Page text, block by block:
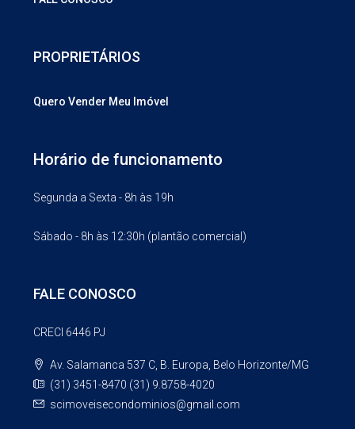
PROPRIETÁRIOS
Quero Vender Meu Imóvel
Horário de funcionamento
Segunda a Sexta - 8h às 19h
Sábado - 8h às 12:30h (plantão comercial)
FALE CONOSCO
CRECI 6446 PJ
Av. Salamanca 537 C, B. Europa, Belo Horizonte/MG
(31) 3451-8470 (31) 9.8758-4020
scimoveisecondominios@gmail.com